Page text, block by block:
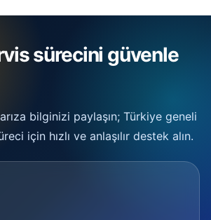
sürecini güvenle
bilginizi paylaşın; Türkiye geneli
için hızlı ve anlaşılır destek alın.